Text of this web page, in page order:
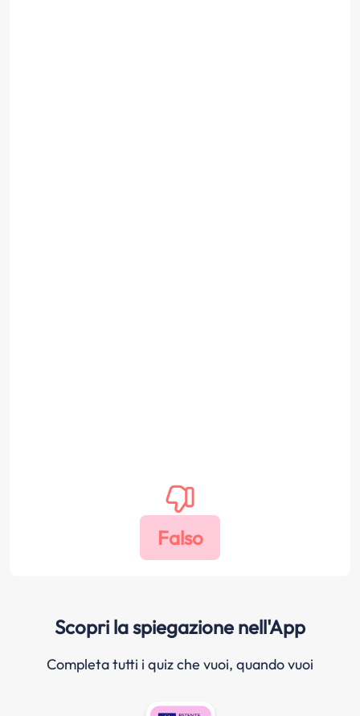
Scopri la spiegazione nell'App
Completa tutti i quiz che vuoi, quando vuoi